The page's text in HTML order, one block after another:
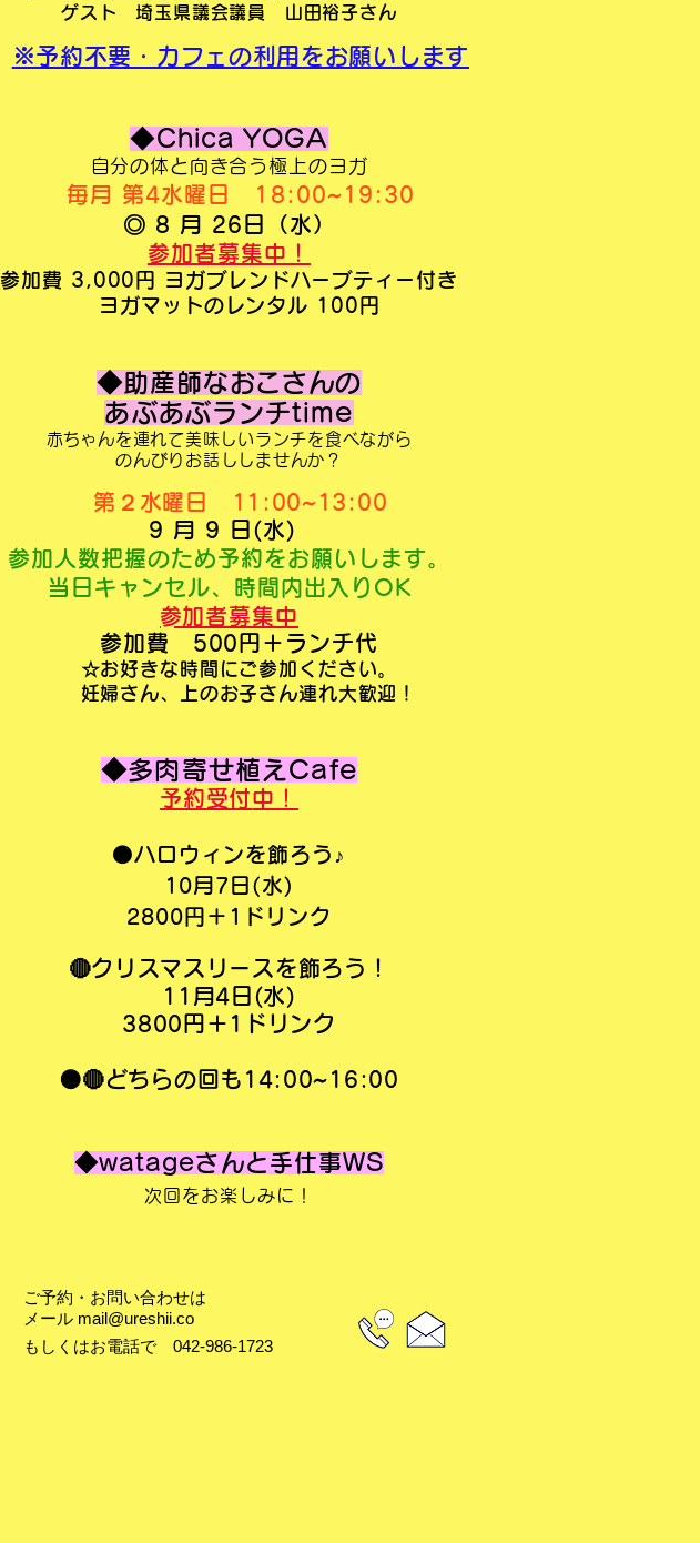
ゲスト 埼玉県議会議員 山田裕子さん
※予約不要・カフェの利用をお願いします
◆Chica YOGA
自分の体と向き合う極上のヨガ
毎月 第4水曜日 18 :00~ 19:30
◎ 8 月 26日（水）
参加者募集中！
参加費 3,000円 ヨガブレンドハーブティー付き
ヨガマットのレンタル 100円
◆助産師なおこさんの
あぶあぶランチtime
​赤ちゃんを連れて美味しいランチを食べながら
のんびりお話ししませんか？
第２水曜日 11:00~13:00
9 月 9 日(水)
参加人数把握のため予約をお願いします。
当日キャンセル、時間内出入りOK
​参加者募集中
参加費 500円＋ランチ代
☆お好きな時間にご参加ください。
妊婦さん、上のお子さん連れ大歓迎！
◆多肉寄せ植えCafe
予約受付中！
🟠ハロウィンを飾ろう♪
10月7日(水)
2800円＋1ドリンク
🔴クリスマスリースを飾ろう！
11月4日(水)
3800円＋1ドリンク
🟠🔴どちらの回も14:00~16:00​
◆watageさんと手仕事WS
次回をお楽しみに！
ご予約・お問い合わせは
メール mail@ureshii.co
​もしくはお電話で 042-986-1723